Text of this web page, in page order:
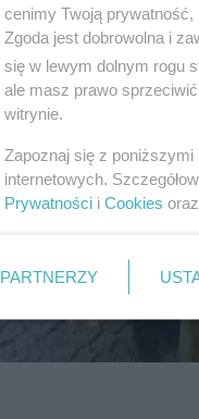
cenimy Twoją prywatność,
Zgoda jest dobrowolna i
się w lewym dolnym rogu
ale masz prawo
witrynie.
Zapoznaj się z
internetowych.
Prywatności i Cookies
PARTNERZY